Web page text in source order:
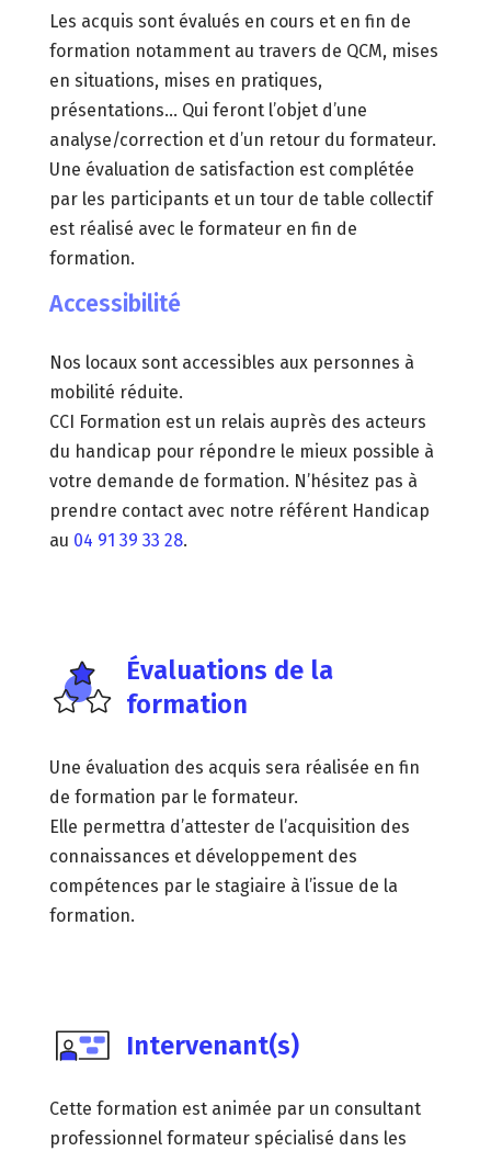
Les acquis sont évalués en cours et en fin de
formation notamment au travers de QCM, mises
en situations, mises en pratiques,
présentations… Qui feront l’objet d’une
analyse/correction et d’un retour du formateur.
Une évaluation de satisfaction est complétée
par les participants et un tour de table collectif
est réalisé avec le formateur en fin de
formation.
Accessibilité
Nos locaux sont accessibles aux personnes à
mobilité réduite.
CCI Formation est un relais auprès des acteurs
du handicap pour répondre le mieux possible à
votre demande de formation. N’hésitez pas à
prendre contact avec notre référent Handicap
au 04 91 39 33 28.
Évaluations de la
formation
Une évaluation des acquis sera réalisée en fin
de formation par le formateur.
Elle permettra d’attester de l’acquisition des
connaissances et développement des
compétences par le stagiaire à l’issue de la
formation.
Intervenant(s)
Cette formation est animée par un consultant
professionnel formateur spécialisé dans les